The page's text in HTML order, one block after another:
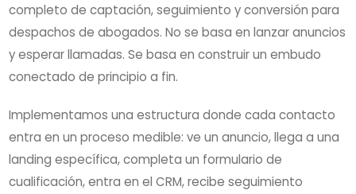
completo de captación, seguimiento y conversión para
despachos de abogados. No se basa en lanzar anuncios
y esperar llamadas. Se basa en construir un embudo
conectado de principio a fin.
Implementamos una estructura donde cada contacto
entra en un proceso medible: ve un anuncio, llega a una
landing específica, completa un formulario de
cualificación, entra en el CRM, recibe seguimiento